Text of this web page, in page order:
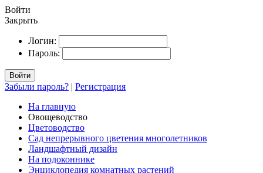
Войти
Закрыть
Логин:
Пароль:
Войти
Забыли пароль? | Регистрация
На главную
Овощеводство
Цветоводство
Сад непрерывного цветения многолетников
Ландшафтный дизайн
На подоконнике
Энциклопедия комнатных растений